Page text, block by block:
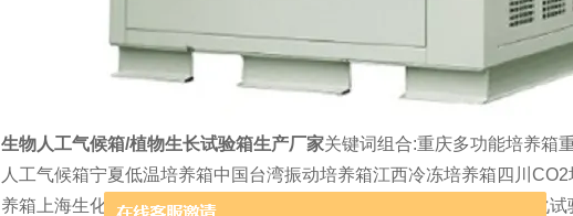
生物人工气候箱/植物生长试验箱生产厂家关键词组合:重庆多功能培养箱
人工气候箱宁夏低温培养箱中国台湾振动培养箱江西冷冻培养箱四川
养箱上海生化培养箱福建高温老化试验箱陕西电热干燥箱国外紫外老化